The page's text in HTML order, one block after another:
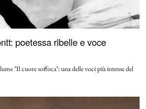
poetessa ribelle e voce
"Il cuore soffoca": una delle voci più intense del